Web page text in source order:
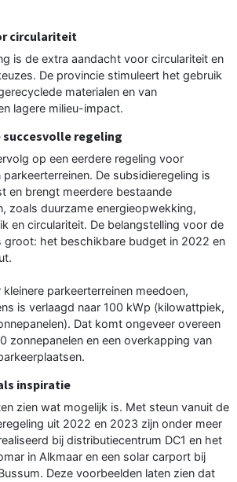
circulariteit
is de extra aandacht voor circulariteit en
De provincie stimuleert het gebruik
materialen en van
lagere milieu-impact.
succesvolle regeling
op een eerdere regeling voor
De subsidieregeling is
en brengt meerdere bestaande
zoals duurzame energieopwekking,
en circulariteit. De belangstelling voor de
groot: het beschikbare budget in 2022 en
parkeerterreinen meedoen,
is verlaagd naar 100 kWp (kilowattpiek,
Dat komt ongeveer overeen
zonnepanelen en een overkapping van
inspiratie
zien wat mogelijk is. Met steun vanuit de
uit 2022 en 2023 zijn onder meer
bij distributiecentrum DC1 en het
in Alkmaar en een solar carport bij
Deze voorbeelden laten zien dat